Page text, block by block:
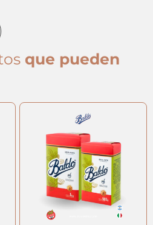
que pueden